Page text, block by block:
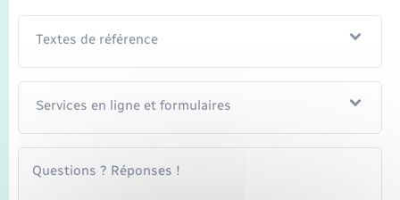
Textes de référence
Services en ligne et formulaires
Questions ? Réponses !